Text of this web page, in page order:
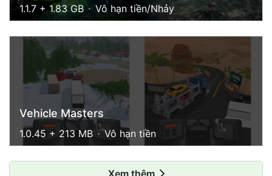
1.1.7 + 1.83 GB Vô hạn tiền/Nhảy
Vehicle Masters
1.0.45 + 213 MB Vô hạn tiền
Xem thêm